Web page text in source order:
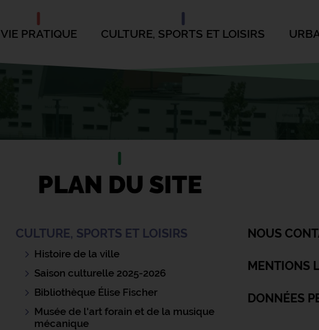
VIE PRATIQUE CULTURE, SPORTS ET LOISIRS
PLAN DU SITE
CULTURE, SPORTS ET LOISIRS
Histoire de la ville
Saison culturelle 2025-2026
Bibliothèque Élise Fischer
Musée de l'art forain et de la musique
mécanique
NOUS
MENTIONS
DONNÉES